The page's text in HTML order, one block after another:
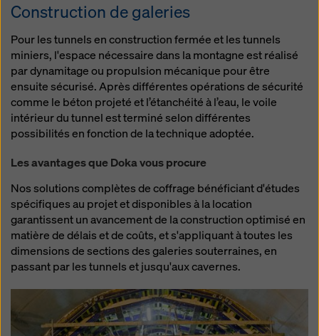
Construction de galeries
Pour les tunnels en construction fermée et les tunnels
miniers, l'espace nécessaire dans la montagne est réalisé
par dynamitage ou propulsion mécanique pour être
ensuite sécurisé. Après différentes opérations de sécurité
comme le béton projeté et l’étanchéité à l’eau, le voile
intérieur du tunnel est terminé selon différentes
possibilités en fonction de la technique adoptée.
Les avantages que Doka vous procure
Nos solutions complètes de coffrage bénéficiant d'études
spécifiques au projet et disponibles à la location
garantissent un avancement de la construction optimisé en
matière de délais et de coûts, et s'appliquant à toutes les
dimensions de sections des galeries souterraines, en
passant par les tunnels et jusqu'aux cavernes.